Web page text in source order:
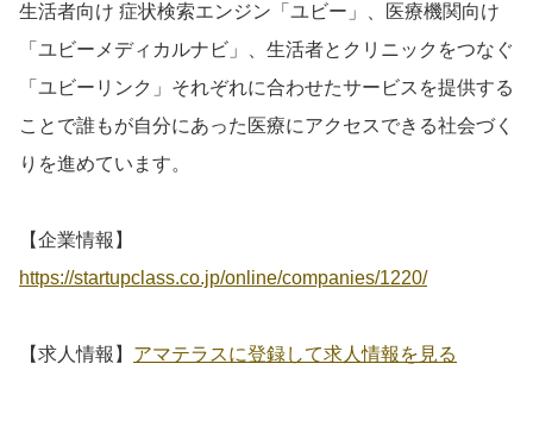
生活者向け 症状検索エンジン「ユビー」、医療機関向け
「ユビーメディカルナビ」、生活者とクリニックをつなぐ
「ユビーリンク」それぞれに合わせたサービスを提供する
ことで誰もが自分にあった医療にアクセスできる社会づく
りを進めています。
【企業情報】
https://startupclass.co.jp/online/companies/1220/
【求人情報】 アマテラスに登録して求人情報を見る